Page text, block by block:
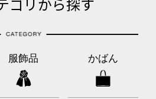
服飾品 かばん